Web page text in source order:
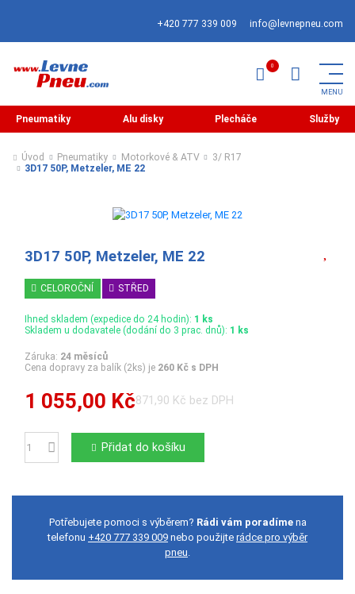
+420 777 339 009 info@levnepneu.com
Pneumatiky Alu disky Plecháče Služby
Úvod Pneumatiky Motorkové & ATV
3/ R17
3D17 50P, Metzeler, ME 22
3D17 50P, Metzeler, ME 22
CELOROČNÍ STŘED
Ihned skladem (expedice do 24 hodin): 1 ks
Skladem u dodavatele (dodání do 3 prac. dnů): 1 ks
Záruka: 24 měsíců
Cena dopravy za balík (2ks) je 260 Kč s DPH
1 055,00 Kč871,90 Kč bez DPH
Počet Přidat do košíku
Potřebujete pomoci s výběrem? Rádi vám poradímena
telefonu +420 777 339 009 nebo použijte rádce pro výběr
pneu.